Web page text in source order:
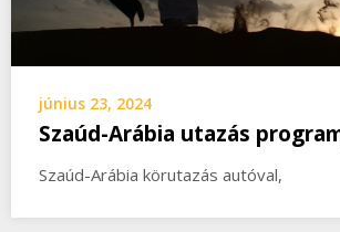
június 23, 2024
Szaúd-Arábia utazás
Szaúd-Arábia körutazás autóval,